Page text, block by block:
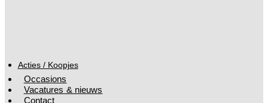
Acties / Koopjes
Occasions
Vacatures & nieuws
Contact